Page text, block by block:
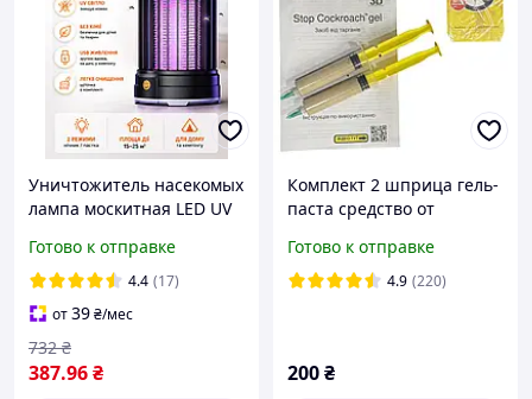
Уничтожитель насекомых
лампа москитная LED UV
20м2 Camping Mosquito
Lamp черная защита
14x8.5 компактная
Готово к отправке
4.4 (17)
от39₴/мес
387.96₴
732 ₴
Комплект 2 шприца гель-
паста средство от
Stop Cockroach gel +
Подарок Клеевая ловушка
Готово к отправке
4.9 (220)
200₴